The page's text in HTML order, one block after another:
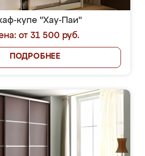
купе "Хау-Паи"
от 31 500 руб.
ПОДРОБНЕЕ